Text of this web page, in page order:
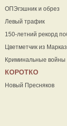
ОПЭгэшник и обрез
Левый трафик
150-летний рекорд
Цветметчик из
Криминальные войны
КОРОТКО
Новый Пресняков